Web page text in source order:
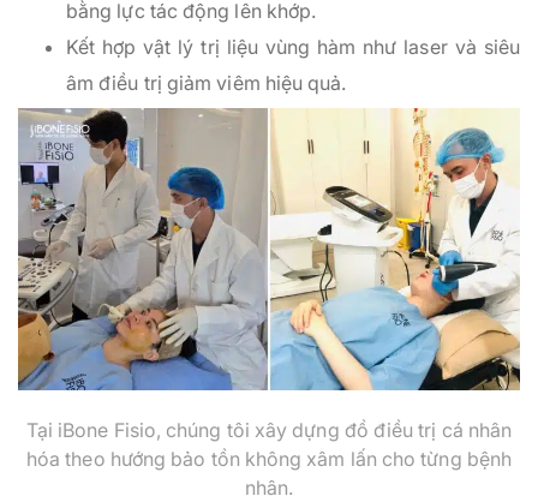
bằng lực tác động lên khớp.
Kết hợp vật lý trị liệu vùng hàm như laser và siêu
âm điều trị giảm viêm hiệu quả.
Tại iBone Fisio, chúng tôi xây dựng đồ điều trị cá nhân
hóa theo hướng bảo tồn không xâm lấn cho từng bệnh
nhân.